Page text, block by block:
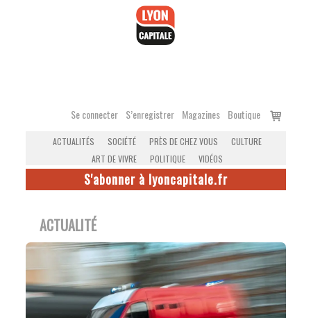
Se connecter S’enregistrer Magazines Boutique
Voir
ACTUALITÉS SOCIÉTÉ PRÈS DE CHEZ VOUS
CULTURE
ART DE VIVRE
POLITIQUE VIDÉOS
S'abonner à lyoncapitale.fr
ACTUALITÉ